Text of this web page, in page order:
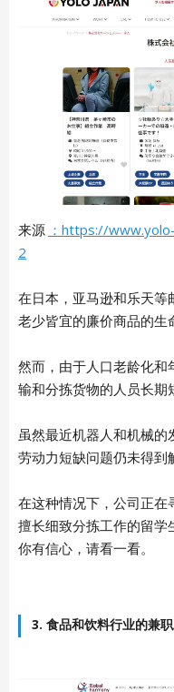
来源 ：https://
2
在日本，亚马逊和乐天等
老少皆宜的廉价商品的生
然而，由于人口老龄化和
输和分拣货物的人员长期
虽然最近机器人和机械的
劳动力短缺问题仍未得到
在这种情况下，公司正在
擅长细致分拣工作的留
你有信心，请看一看。
3. 食品和饮料行业的兼